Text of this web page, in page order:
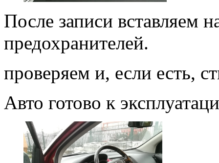
После записи вставляем
предохранителей.
проверяем и, если есть,
Авто готово к